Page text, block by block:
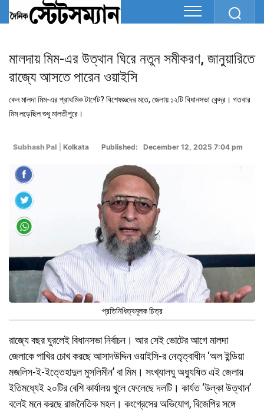
মালদায় মিম-এর উত্থান ঘিরে নতুন সমীকরণ, জানুয়ারিতে
রাজ্যে আসতে পারেন ওয়াইসি
কেন মালদা মিম-এর প্রাথমিক টার্গেট? বিশেষজ্ঞদের মতে, জেলায় ১২টি বিধানসভা কেন্দ্র। গতবার
মিম লড়েছিল শুধু মালতীপুরে।
Subhash Pal Kolkata Published: December 12, 2025 7:04 pm
প্রতিনিধিত্বমূলক চিত্র
রাজ্যে বছর ঘুরলেই বিধানসভা নির্বাচন। আর সেই ভোটের আগে মালদা
জেলাকে পাখির চোখ করছে আসাদউদ্দিন ওয়াইসি-র নেতৃত্বাধীন ‘অল ইন্ডিয়া
মজলিস-ই-ইত্তেহাদুল মুসলিমীন’ বা মিম। সংখ্যালঘু অধ্যুষিত এই জেলায়
ইতিমধ্যেই ২০টির বেশি কার্যালয় খুলে ফেলেছে দলটি। কার্যত ‘উল্কা উত্থান’
বলেই মনে করছে রাজনৈতিক মহল। কংগ্রেসের অভিযোগ, বিজেপির সঙ্গে